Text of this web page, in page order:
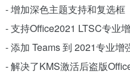
- 增加深色主题支持和复选框
- 支持Office2021 LTSC专业
- 添加 Teams 到 2021专业增
- 解决了KMS激活后盗版